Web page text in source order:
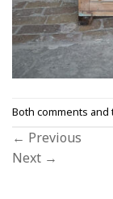
Both comments
← Previous
Next →